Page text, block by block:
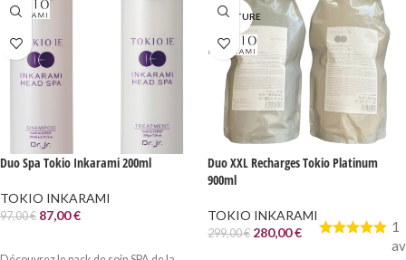
Duo Spa Tokio Inkarami 200ml
TOKIO INKARAMI
97,00€ 87,00€
EN RUPTURE
Duo XXL Recharges Tokio Platinum
900ml
TOKIO INKARAMI
299,00€ 280,00€
1